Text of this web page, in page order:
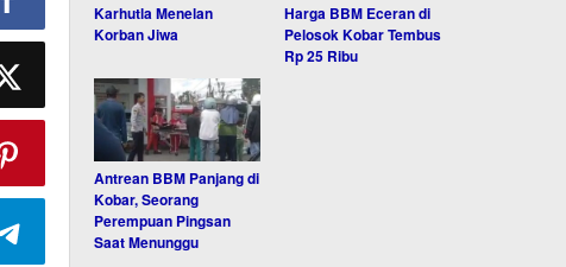
Karhutla Menelan
Korban Jiwa
Harga BBM Eceran di
Pelosok Kobar Tembus
Rp 25 Ribu
Antrean BBM Panjang di
Kobar, Seorang
Perempuan Pingsan
Saat Menunggu